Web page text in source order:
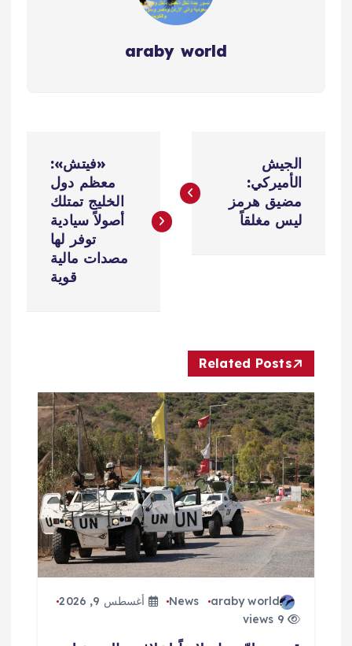
araby world
ص
م
ق
ت
الجيش
الأميركي:
مضيق هرمز
ليس مغلقاً
«فيتش»:
معظم دول
الخليج تمتلك
أصولاً سيادية
توفر لها
مصدات مالية
قوية
Related Posts
araby world
News
أغسطس 9, 2026
9 views